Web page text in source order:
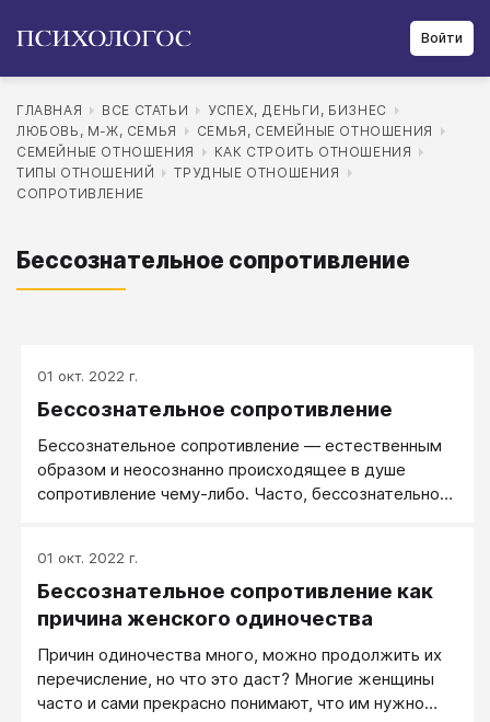
Войти
ГЛАВНАЯ ВСЕ СТАТЬИ
УСПЕХ, ДЕНЬГИ, БИЗНЕС
ЛЮБОВЬ, М-Ж, СЕМЬЯ
СЕМЬЯ, СЕМЕЙНЫЕ ОТНОШЕНИЯ
СЕМЕЙНЫЕ ОТНОШЕНИЯ
КАК СТРОИТЬ ОТНОШЕНИЯ
ТИПЫ ОТНОШЕНИЙ
ТРУДНЫЕ ОТНОШЕНИЯ
СОПРОТИВЛЕНИЕ
Бессознательное сопротивление
01 окт. 2022 г.
Бессознательное сопротивление
Бессознательное сопротивление — естественным
образом и неосознанно происходящее в душе
сопротивление чему-либо. Часто, бессознательное
ухода от личной ответственности.
01 окт. 2022 г.
Бессознательное сопротивление как
причина женского одиночества
Причин одиночества много, можно продолжить их
перечисление, но что это даст? Многие женщины
часто и сами прекрасно понимают, что им нужно